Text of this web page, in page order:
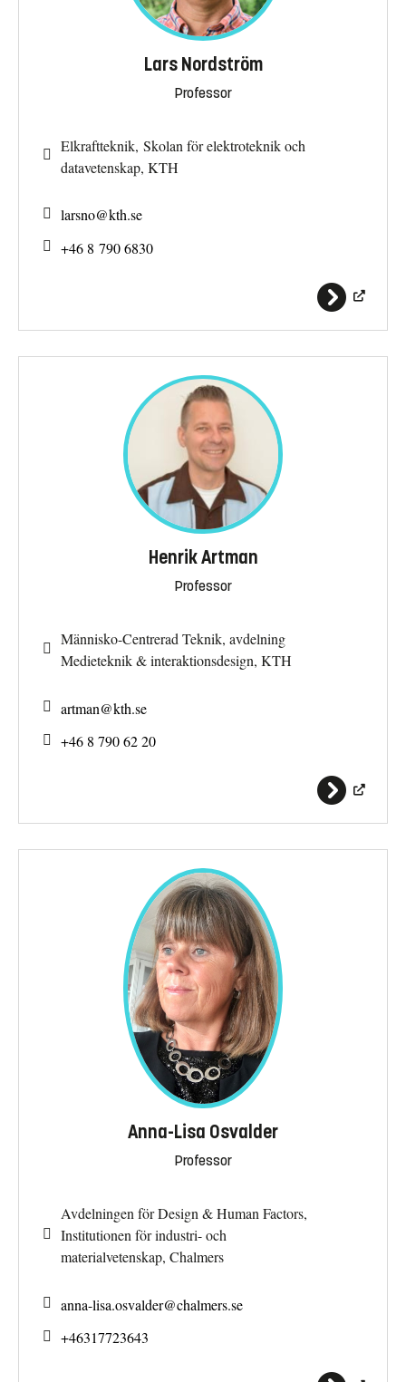
Lars Nordström
Professor
Elkraftteknik, Skolan för elektroteknik och
datavetenskap, KTH
larsno@kth.se
+46 8 790 6830
Henrik Artman
Professor
Människo-Centrerad Teknik, avdelning
Medieteknik & interaktionsdesign, KTH
artman@kth.se
+46 8 790 62 20
Anna-Lisa Osvalder
Professor
Avdelningen för Design & Human Factors,
Institutionen för industri- och
materialvetenskap, Chalmers
anna-lisa.osvalder@chalmers.se
+46317723643